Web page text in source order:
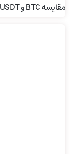
مقایسه BTC و USDT به عنوان ارز مظنه در ترید کریپتو